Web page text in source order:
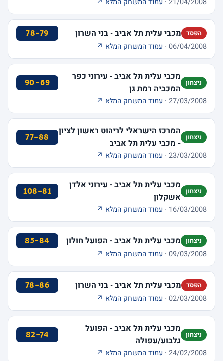
21/04/2008 · עמוד המשחק המלא ↗
הפסד מכבי עלית תל אביב - בני השרון 78-79
06/04/2008 · עמוד המשחק המלא ↗
ניצחון
מכבי עלית תל אביב - עירוני כפר
המכביה רמת גן
90-69
27/03/2008 · עמוד המשחק המלא ↗
ניצחון
המרכז הישראלי לריהוט ראשון לציון
- מכבי עלית תל אביב
77-88
23/03/2008 · עמוד המשחק המלא ↗
ניצחון
מכבי עלית תל אביב - עירוני אלדן
אשקלון
108-81
16/03/2008 · עמוד המשחק המלא ↗
ניצחון מכבי עלית תל אביב - הפועל חולון 85-84
09/03/2008 · עמוד המשחק המלא ↗
הפסד מכבי עלית תל אביב - בני השרון 78-86
02/03/2008 · עמוד המשחק המלא ↗
ניצחון
מכבי עלית תל אביב - הפועל
גלבוע/עפולה
82-74
24/02/2008 · עמוד המשחק המלא ↗